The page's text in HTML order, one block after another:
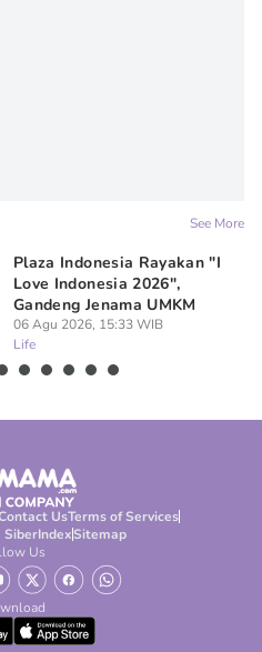
See More
Plaza Indonesia Rayakan "I
Love Indonesia 2026",
Gandeng Jenama UMKM
06 Agu 2026, 15:33 WIB
Life
UsTerms of Services
SiberIndexSitemap
Us